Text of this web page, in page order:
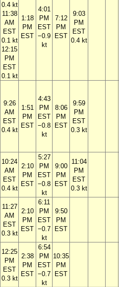
0.4 kt
11:38
AM
EST
0.1 kt
12:15
PM
EST
0.1 kt
1:18
PM
EST
4:01
PM
EST
−0.9
kt
7:12
PM
EST
9:03
PM
EST
0.4 kt
9:26
AM
EST
0.4 kt
1:51
PM
EST
4:43
PM
EST
−0.8
kt
8:06
PM
EST
9:59
PM
EST
0.3 kt
10:24
AM
EST
0.4 kt
2:10
PM
EST
5:27
PM
EST
−0.8
kt
9:00
PM
EST
11:04
PM
EST
0.3 kt
11:27
AM
EST
0.3 kt
2:10
PM
EST
6:11
PM
EST
−0.7
kt
9:50
PM
EST
12:25
PM
EST
0.3 kt
2:38
PM
EST
6:54
PM
EST
−0.7
kt
10:35
PM
EST